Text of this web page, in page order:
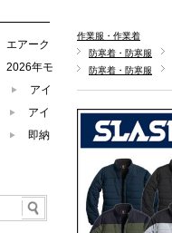
作業服・作業着
防寒着・防寒服
防寒着・防寒服
エアーク
2026年モ
アイ
アイ
即納